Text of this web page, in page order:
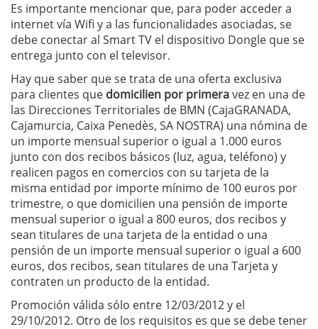
Es importante mencionar que, para poder acceder a
internet vía Wifi y a las funcionalidades asociadas, se
debe conectar al Smart TV el dispositivo Dongle que se
entrega junto con el televisor.
Hay que saber que se trata de una oferta exclusiva
para clientes que domicilien por primeravez en una de
las Direcciones Territoriales de BMN (CajaGRANADA,
Cajamurcia, Caixa Penedès, SA NOSTRA) una nómina de
un importe mensual superior o igual a 1.000 euros
junto con dos recibos básicos (luz, agua, teléfono) y
realicen pagos en comercios con su tarjeta de la
misma entidad por importe mínimo de 100 euros por
trimestre, o que domicilien una pensión de importe
mensual superior o igual a 800 euros, dos recibos y
sean titulares de una tarjeta de la entidad o una
pensión de un importe mensual superior o igual a 600
euros, dos recibos, sean titulares de una Tarjeta y
contraten un producto de la entidad.
Promoción válida sólo entre 12/03/2012 y el
29/10/2012. Otro de los requisitos es que se debe tener